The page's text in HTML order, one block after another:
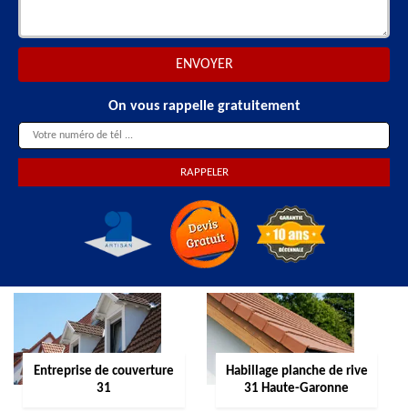
On vous rappelle gratuitement
Entreprise de couverture
31
Habillage planche de rive
31 Haute-Garonne